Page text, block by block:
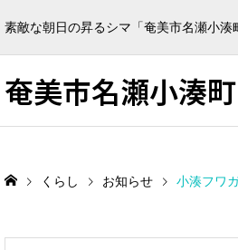
素敵な朝日の昇るシマ「奄美市名瀬小湊
奄美市名瀬小湊
くらし お知らせ 小湊フワ